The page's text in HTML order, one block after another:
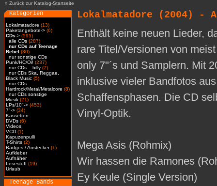
» Zurück zur Katalog-Startseite
Kategorien
Lokalmatadore (13)
Paketangebote-> (6)
CDs-> (595)
alle CDs (287)
nur CDs auf Teenage
Rebel (30)
nur sonstige CDs
Punk/HC/Oi! (237)
nur CDs ...billy (7)
nur CDs Ska, Reggae,
Black Music (5)
nur CDs
Hardrock/Metal/Metalcore (8)
nur CDs sonstige
Musik (21)
LPs/10"-> (453)
7"-> (34)
Kassetten
DVDs (6)
Videos
VCD (1)
Kapuzenpulli
T-Shirts (2)
Badges / Anstecker(1)
Aufkleber
Aufnäher
Lesestoff (19)
Urlaub
Teenage Bands
Lokalmatadore (2004) -
Enthält keine neuen Lieder,
rare Titel/Versionen von
only 7"´s und Samplern. Mit
inklusive vieler Bandfotos
Schaffensphasen. Die CD
Vinyl-Optik.
Mega Asis (Rohmix)
Wir hassen die Ramones
Ey Keule (Single Version)